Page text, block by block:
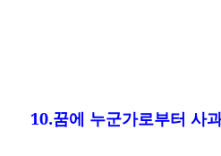
10.꿈에 누군가로부터 사